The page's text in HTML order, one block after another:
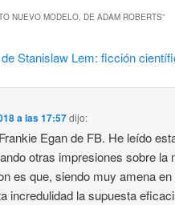
NUEVO MODELO, DE ADAM ROBERTS”
Stanislaw Lem: ficción
a las 17:57dijo:
Egan de FB. He leído
otras impresiones sobre la
es que, siendo muy amena
incredulidad la supuesta